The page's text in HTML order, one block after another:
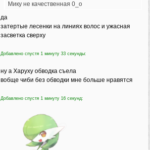
Мику не качественная 0_о
да
затертые лесенки на линиях волос и ужасная
засветка сверху
Добавлено спустя 1 минуту 33 секунды:
ну а Харуху обводка съела
вобще чиби без обводки мне больше нравятся
Добавлено спустя 1 минуту 16 секунд: